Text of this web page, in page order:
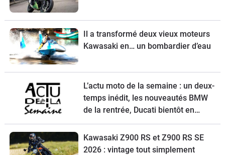
Il a transformé deux vieux moteurs
Kawasaki en… un bombardier d’eau
L’actu moto de la semaine : un deux-
temps inédit, les nouveautés BMW
de la rentrée, Ducati bientôt en
vente, une Vespa spéciale et la
Kawasaki Z900 RS à l’essai
Kawasaki Z900 RS et Z900 RS SE
2026 : vintage tout simplement